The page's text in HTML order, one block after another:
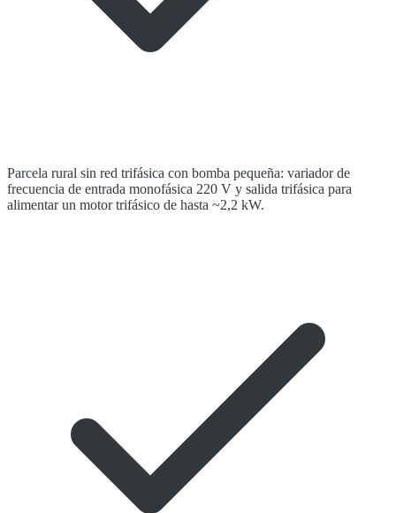
Parcela rural sin red trifásica con bomba pequeña: variador de
frecuencia de entrada monofásica 220 V y salida trifásica para
alimentar un motor trifásico de hasta ~2,2 kW.